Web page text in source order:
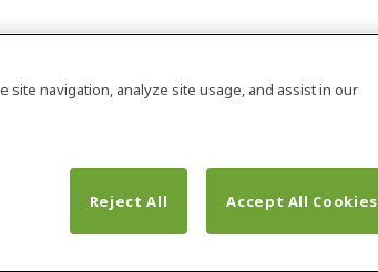
site navigation, analyze site usage, and assist in our
Reject All
Accept All Cookies